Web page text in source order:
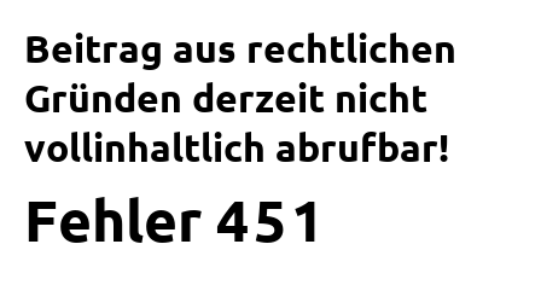
Beitrag aus rechtlichen
Gründen derzeit nicht
vollinhaltlich abrufbar!
Fehler 4 5 1